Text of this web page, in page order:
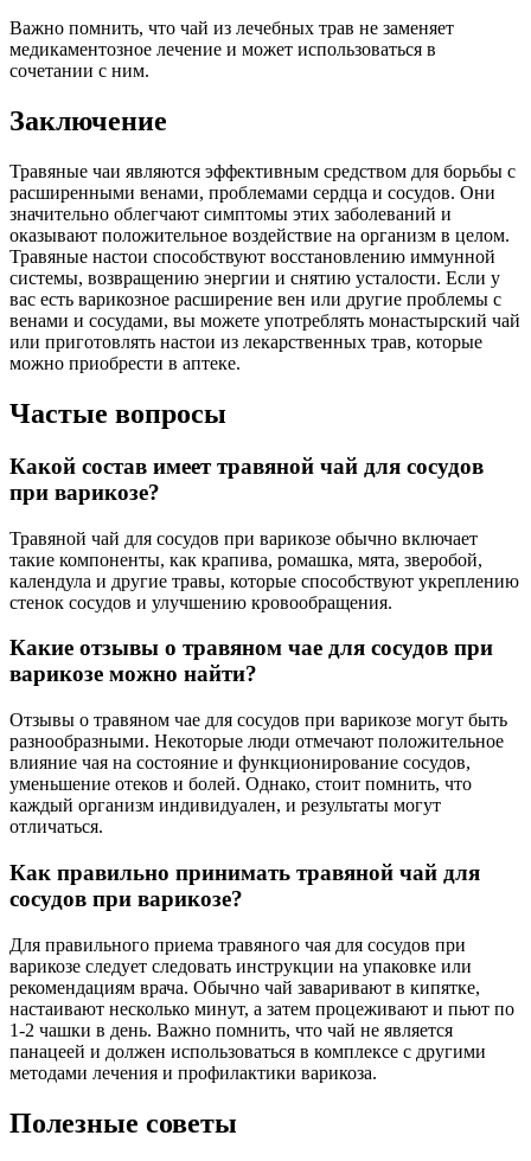
Важно помнить, что чай из лечебных трав не заменяет
медикаментозное лечение и может использоваться в
сочетании с ним.
Заключение
Травяные чаи являются эффективным средством для борьбы с
расширенными венами, проблемами сердца и сосудов. Они
значительно облегчают симптомы этих заболеваний и
оказывают положительное воздействие на организм в целом.
Травяные настои способствуют восстановлению иммунной
системы, возвращению энергии и снятию усталости. Если у
вас есть варикозное расширение вен или другие проблемы с
венами и сосудами, вы можете употреблять монастырский чай
или приготовлять настои из лекарственных трав, которые
можно приобрести в аптеке.
Частые вопросы
Какой состав имеет травяной чай для сосудов
при варикозе?
Травяной чай для сосудов при варикозе обычно включает
такие компоненты, как крапива, ромашка, мята, зверобой,
календула и другие травы, которые способствуют укреплению
стенок сосудов и улучшению кровообращения.
Какие отзывы о травяном чае для сосудов при
варикозе можно найти?
Отзывы о травяном чае для сосудов при варикозе могут быть
разнообразными. Некоторые люди отмечают положительное
влияние чая на состояние и функционирование сосудов,
уменьшение отеков и болей. Однако, стоит помнить, что
каждый организм индивидуален, и результаты могут
отличаться.
Как правильно принимать травяной чай для
сосудов при варикозе?
Для правильного приема травяного чая для сосудов при
варикозе следует следовать инструкции на упаковке или
рекомендациям врача. Обычно чай заваривают в кипятке,
настаивают несколько минут, а затем процеживают и пьют по
1-2 чашки в день. Важно помнить, что чай не является
панацеей и должен использоваться в комплексе с другими
методами лечения и профилактики варикоза.
Полезные советы